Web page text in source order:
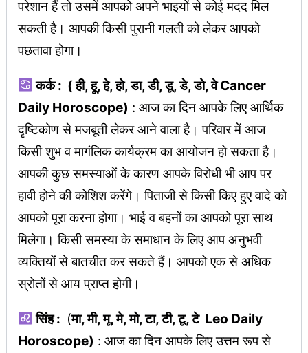
परेशान हैं तो उसमें आपको अपने भाइयों से कोई मदद मिल
सकती है। आपकी किसी पुरानी गलती को लेकर आपको
पछतावा होगा।
कर्क : ( ही, हू, हे, हो, डा, डी, डू, डे, डो, वे Cancer
Daily Horoscope) : आज का दिन आपके लिए आर्थिक
दृष्टिकोण से मजबूती लेकर आने वाला है। परिवार में आज
किसी शुभ व मागंलिक कार्यक्रम का आयोजन हो सकता है।
आपकी कुछ समस्याओं के कारण आपके विरोधी भी आप पर
हावी होने की कोशिश करेंगे। पिताजी से किसी किए हुए वादे को
आपको पूरा करना होगा। भाई व बहनों का आपको पूरा साथ
मिलेगा। किसी समस्या के समाधान के लिए आप अनुभवी
व्यक्तियों से बातचीत कर सकते हैं। आपको एक से अधिक
स्रोतों से आय प्राप्त होगी।
सिंह : (मा, मी, मू, मे, मो, टा, टी, टू, टे Leo Daily
Horoscope) : आज का दिन आपके लिए उत्तम रूप से